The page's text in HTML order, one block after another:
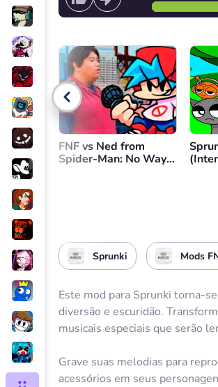
Criar melodia ou
FNF vs Ned from
Spider-Man: No Way
Sprunki Mods
Este mod para Sprunki torna-
diversão e escuridão.
musicais especiais que serão
Grave suas melodias para
acessórios em seus